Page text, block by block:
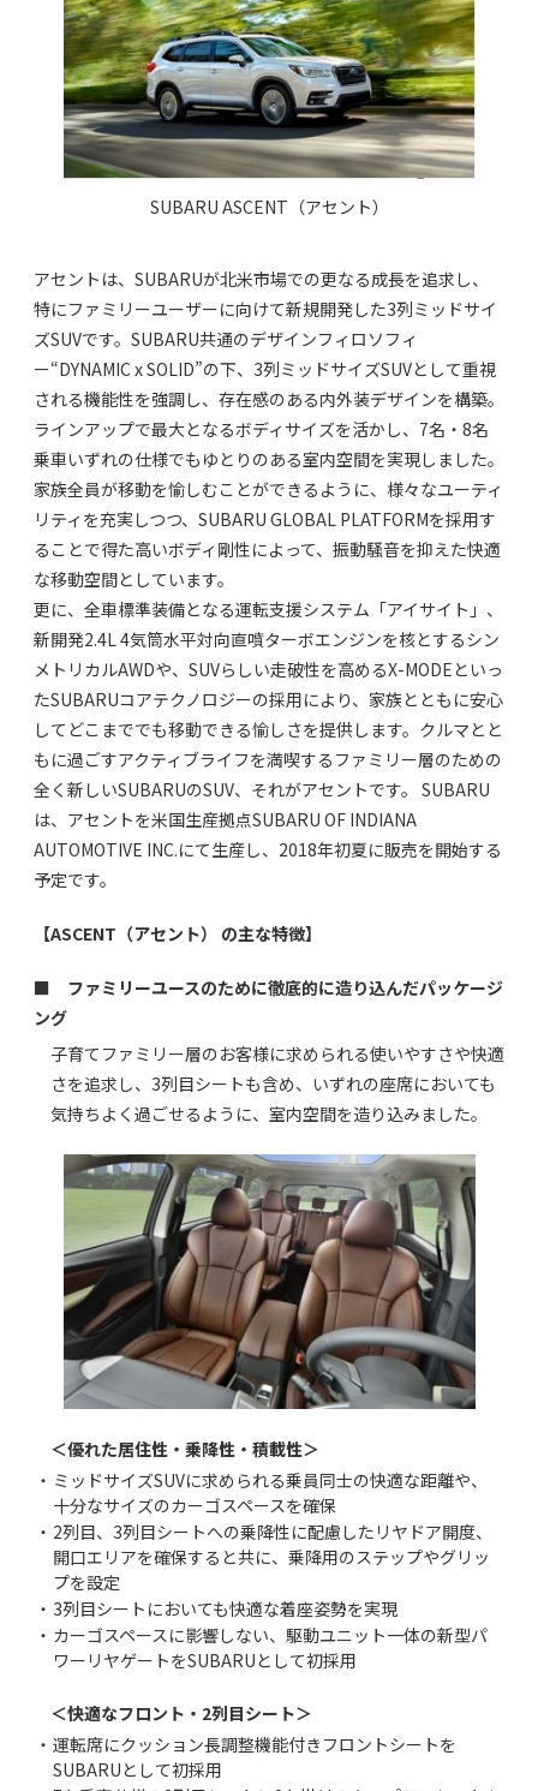
SUBARU ASCENT（アセント）
アセントは、SUBARUが北米市場での更なる成長を追求し、
特にファミリーユーザーに向けて新規開発した3列ミッドサイ
ズSUVです。SUBARU共通のデザインフィロソフィ
ー“DYNAMIC x SOLID”の下、3列ミッドサイズSUVとして重視
される機能性を強調し、存在感のある内外装デザインを構築。
ラインアップで最大となるボディサイズを活かし、7名・8名
乗車いずれの仕様でもゆとりのある室内空間を実現しました。
家族全員が移動を愉しむことができるように、様々なユーティ
リティを充実しつつ、SUBARU GLOBAL PLATFORMを採用す
ることで得た高いボディ剛性によって、振動騒音を抑えた快適
な移動空間としています。
更に、全車標準装備となる運転支援システム「アイサイト」、
新開発2.4L 4気筒水平対向直噴ターボエンジンを核とするシン
メトリカルAWDや、SUVらしい走破性を高めるX-MODEといっ
たSUBARUコアテクノロジーの採用により、家族とともに安心
してどこまででも移動できる愉しさを提供します。クルマとと
もに過ごすアクティブライフを満喫するファミリー層のための
全く新しいSUBARUのSUV、それがアセントです。 SUBARU
は、アセントを米国生産拠点SUBARU OF INDIANA
AUTOMOTIVE INC.にて生産し、2018年初夏に販売を開始する
予定です。
【ASCENT（アセント） の主な特徴】
■ ファミリーユースのために徹底的に造り込んだパッケージ
ング
子育てファミリー層のお客様に求められる使いやすさや快適
さを追求し、3列目シートも含め、いずれの座席においても
気持ちよく過ごせるように、室内空間を造り込みました。
＜優れた居住性・乗降性・積載性＞
・ ミッドサイズSUVに求められる乗員同士の快適な距離や、
十分なサイズのカーゴスペースを確保
・ 2列目、3列目シートへの乗降性に配慮したリヤドア開度、
開口エリアを確保すると共に、乗降用のステップやグリッ
プを設定
・ 3列目シートにおいても快適な着座姿勢を実現
・ カーゴスペースに影響しない、駆動ユニット一体の新型パ
ワーリヤゲートをSUBARUとして初採用
＜快適なフロント・2列目シート＞
・ 運転席にクッション長調整機能付きフロントシートを
SUBARUとして初採用